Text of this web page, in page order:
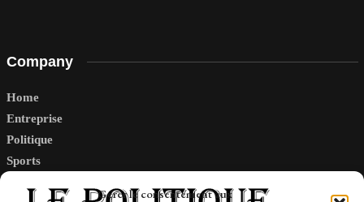
Gérer le consentement aux
Company
Home
Entreprise
Politique
Sports